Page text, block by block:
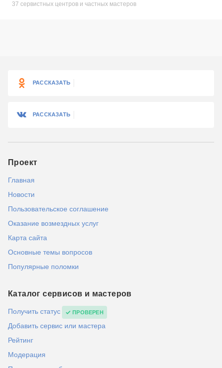
37 сервистных центров и частных мастеров
РАССКАЗАТЬ
РАССКАЗАТЬ
Проект
Главная
Новости
Пользовательское соглашение
Оказание возмездных услуг
Карта сайта
Основные темы вопросов
Популярные поломки
Каталог сервисов и мастеров
Получить статус ПРОВЕРЕН
Добавить сервис или мастера
Рейтинг
Модерация